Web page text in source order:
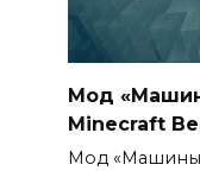
Мод
Minecraft
Мод «Машины